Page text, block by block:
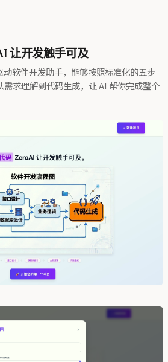
让开发触手可及
动软件开发助手，能够按照标准化的五步
求理解到代码生成，让 AI 帮你完成整个